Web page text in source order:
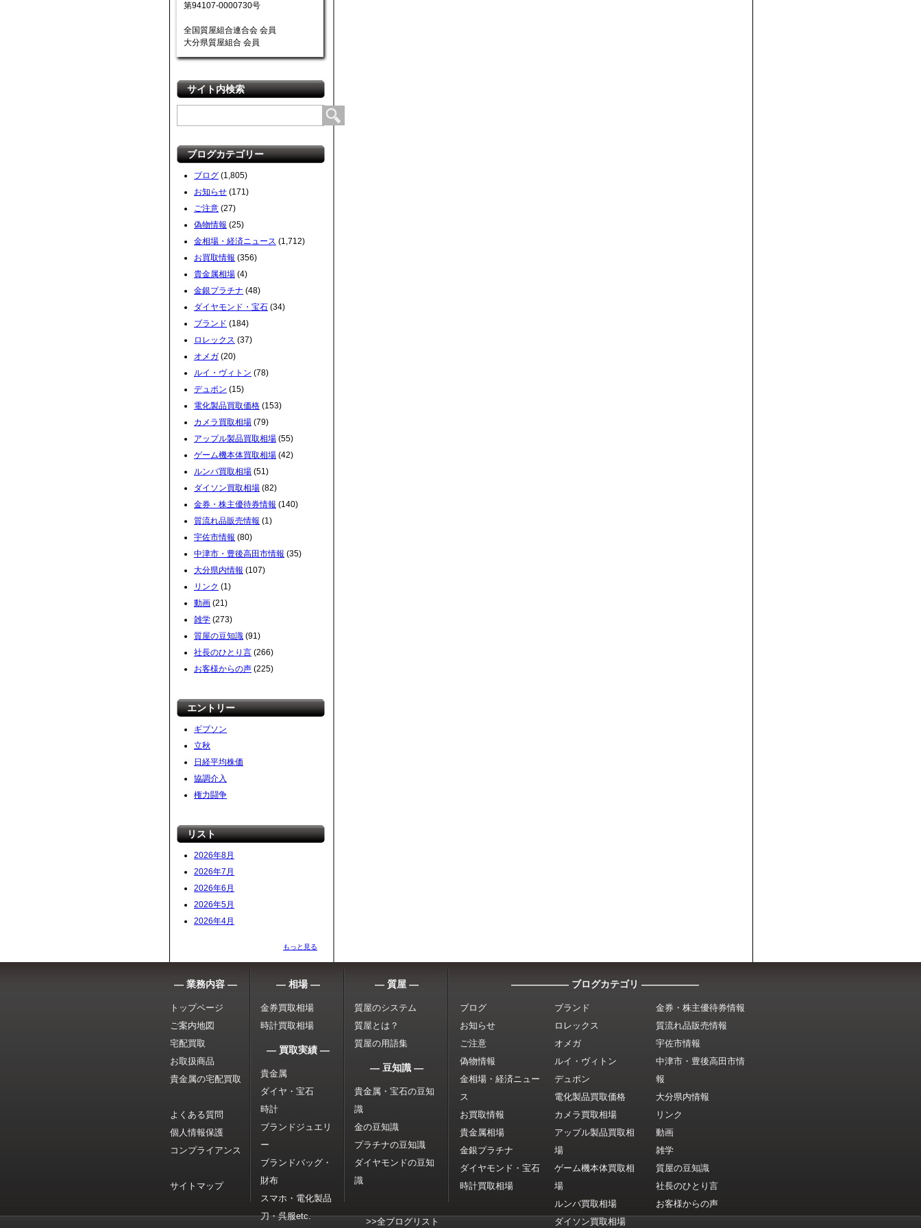
第94107-0000730号
全国質屋組合連合会 会員
大分県質屋組合 会員
サイト内検索
ブログカテゴリー
ブログ (1,805)
お知らせ (171)
ご注意 (27)
偽物情報 (25)
金相場・経済ニュース (1,712)
お買取情報 (356)
貴金属相場 (4)
金銀プラチナ (48)
ダイヤモンド・宝石 (34)
ブランド (184)
ロレックス (37)
オメガ (20)
ルイ・ヴィトン (78)
デュポン (15)
電化製品買取価格 (153)
カメラ買取相場 (79)
アップル製品買取相場 (55)
ゲーム機本体買取相場 (42)
ルンバ買取相場 (51)
ダイソン買取相場 (82)
金券・株主優待券情報 (140)
質流れ品販売情報 (1)
宇佐市情報 (80)
中津市・豊後高田市情報 (35)
大分県内情報 (107)
リンク (1)
動画 (21)
雑学 (273)
質屋の豆知識 (91)
社長のひとり言 (266)
お客様からの声 (225)
エントリー
ギブソン
立秋
日経平均株価
協調介入
権力闘争
リスト
2026年8月
2026年7月
2026年6月
2026年5月
2026年4月
もっと見る
― 業務内容 ―
トップページ
ご案内地図
宅配買取
お取扱商品
貴金属の宅配買取
よくある質問
個人情報保護
コンプライアンス
サイトマップ
― 相場 ―
金券買取相場
時計買取相場
― 買取実績 ―
貴金属
ダイヤ・宝石
時計
ブランドジュエリ
ー
ブランドバッグ・
財布
スマホ・電化製品
刀・呉服etc.
― 質屋 ―
質屋のシステム
質屋とは？
質屋の用語集
― 豆知識 ―
貴金属・宝石の豆知
識
金の豆知識
プラチナの豆知識
ダイヤモンドの豆知
識
>>全ブログリスト
―――――― ブログカテゴリ ――――――
ブログ
お知らせ
ご注意
偽物情報
金相場・経済ニュー
ス
お買取情報
貴金属相場
金銀プラチナ
ダイヤモンド・宝石
時計買取相場
ブランド
ロレックス
オメガ
ルイ・ヴィトン
デュポン
電化製品買取価格
カメラ買取相場
アップル製品買取相
場
ゲーム機本体買取相
場
ルンバ買取相場
ダイソン買取相場
金券・株主優待券情報
質流れ品販売情報
宇佐市情報
中津市・豊後高田市情
報
大分県内情報
リンク
動画
雑学
質屋の豆知識
社長のひとり言
お客様からの声